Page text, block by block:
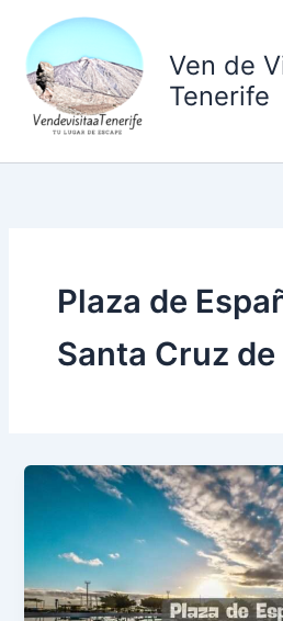
contenido
Ven de
Tenerife
Plaza de
Santa Cruz